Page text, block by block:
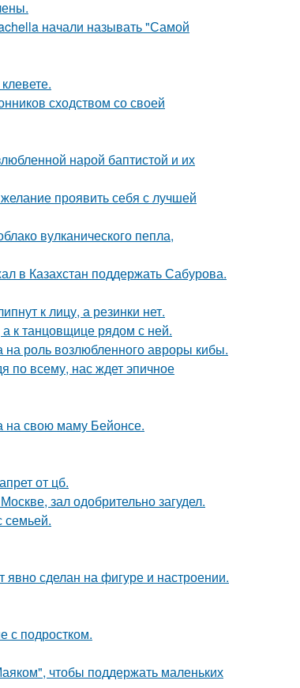
начали называть "Самой
сходством со своей
нарой баптистой и их
проявить себя с лучшей
вулканического пепла,
в Казахстан поддержать Сабурова.
к лицу, а резинки нет.
к танцовщице рядом с ней.
роль возлюбленного авроры кибы.
по всему, нас ждет эпичное
на свою маму Бейонсе.
от цб.
зал одобрительно загудел.
семьей.
сделан на фигуре и настроении.
с подростком.
чтобы поддержать маленьких